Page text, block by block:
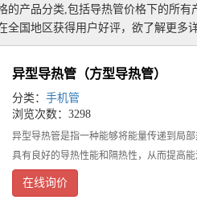
的产品分类,包括导热管价格 下的所
全国地区获得用户好评，欲了解更多
异型导热管（方型导热管）
分类： 手机管
浏览次数：3298
异型导热管是指一种能够将能量传递到局
具有良好的导热性能和隔热性，从而提高
在线询价